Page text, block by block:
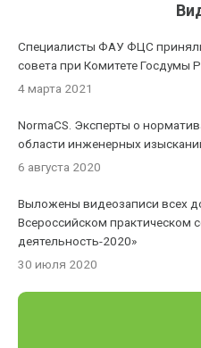
Специалисты ФАУ ФЦС приняли
совета при Комитете Госдумы
4 марта 2021
NormaCS. Эксперты о
области инженерных
6 августа 2020
Выложены видеозаписи всех
Всероссийском практическом
деятельность-2020»
30 июля 2020